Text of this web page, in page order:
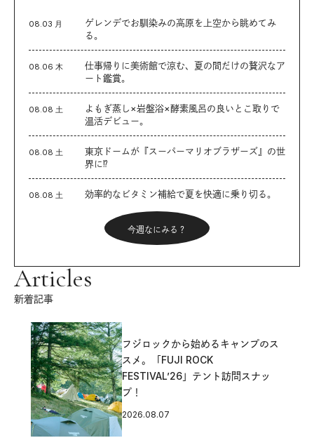
08.03 月
ゲレンデでお馴染みの高原を上空から眺めてみ
る。
08.06 木
仕事帰りに美術館で涼む、夏の間だけの贅沢なア
ート鑑賞。
08.08 土
よもぎ蒸し×岩盤浴×酵素風呂の良いとこ取りで
温活デビュー。
08.08 土
東京ドームが『スーパーマリオブラザーズ』の世
界に⁉︎
08.08 土 効率的なビタミン補給で夏を快適に乗り切る。
今週なにみる？
Articles
新着記事
フジロックから始めるキャンプのス
スメ。「FUJI ROCK
FESTIVAL’26」テント訪問スナッ
プ！
2026.08.07